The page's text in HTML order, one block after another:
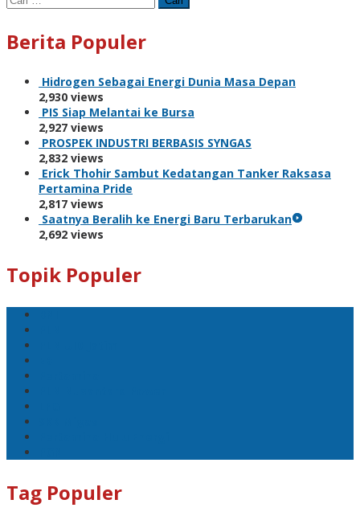
untuk:
Berita Populer
Hidrogen Sebagai Energi Dunia Masa Depan
2,930 views
PIS Siap Melantai ke Bursa
2,927 views
PROSPEK INDUSTRI BERBASIS SYNGAS
2,832 views
Erick Thohir Sambut Kedatangan Tanker Raksasa
Pertamina Pride
2,817 views
Saatnya Beralih ke Energi Baru Terbarukan
2,692 views
Topik Populer
Tag Populer